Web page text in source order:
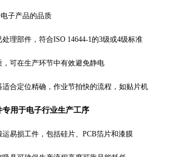
子产品的品质
处理部件，符合ISO 14644-1的3级或4级标准
，可在生产环节中有效避免静电
适合定位精确，作业节拍快的流程，如贴片机
用于电子行业生产工序
易损工件，包括硅片、 PCB箔片和漆膜